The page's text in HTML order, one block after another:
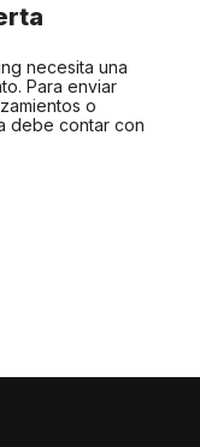
necesita una
Para enviar
o
debe contar con